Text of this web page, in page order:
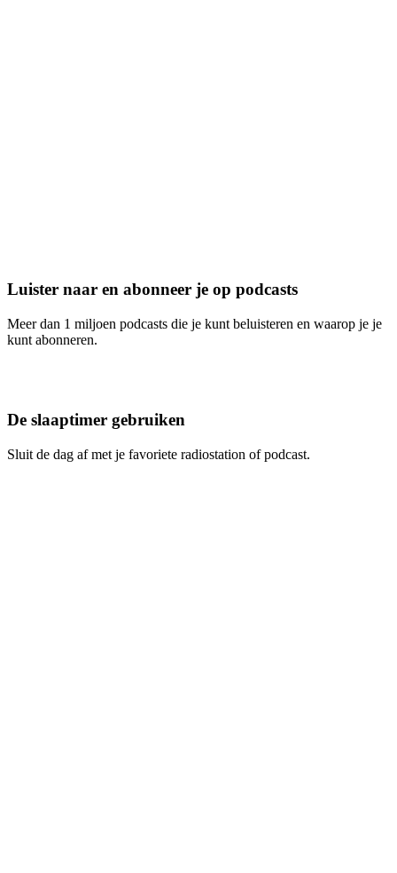
Luister naar en abonneer je op podcasts
Meer dan 1 miljoen podcasts die je kunt beluisteren en waarop je je
kunt abonneren.
De slaaptimer gebruiken
Sluit de dag af met je favoriete radiostation of podcast.